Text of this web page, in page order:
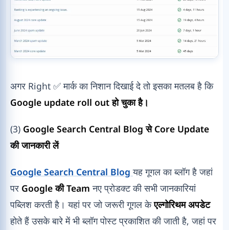
अगर Right ✅ मार्क का निशान दिखाई दे तो इसका मतलब है कि
Google update roll out हो चुका है।
(3) Google Search Central Blog से Core Update
की जानकारी लें
Google Search Central Blogयह गूगल का ब्लॉग है जहां
पर Google की Team नए प्रोडक्ट की सभी जानकारियां
पब्लिश करती है। यहां पर जो जरूरी गूगल केएल्गोरिथम अपडेट
होते हैं उसके बारे में भी ब्लॉग पोस्ट प्रकाशित की जाती है, जहां पर